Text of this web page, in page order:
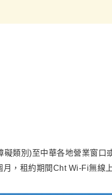
類別)至中華各地營業窗口
月，租約期間Cht Wi-Fi無線